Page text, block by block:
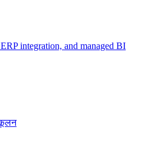
integration, and managed BI